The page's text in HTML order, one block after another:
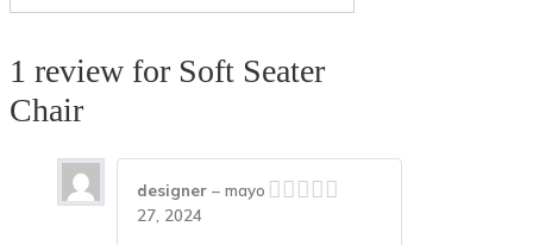
1 review for Soft Seater
Chair
designer – mayo
27, 2024